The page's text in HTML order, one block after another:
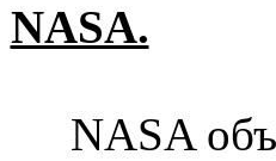
NASA.
NASA